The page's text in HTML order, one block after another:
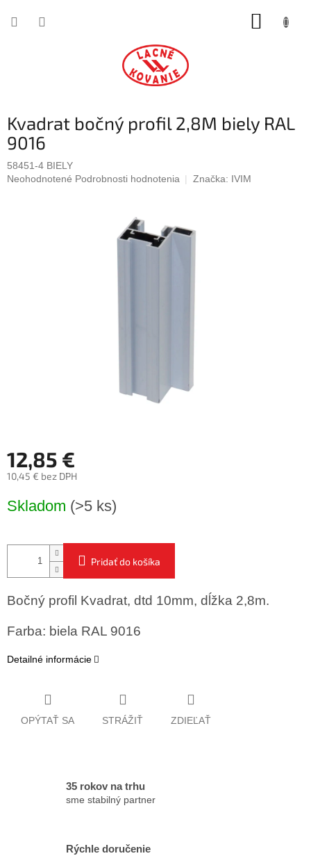
Kvadrat bočný profil 2,8M biely RAL
9016
58451-4 BIELY
Priemerné
Neohodnotené Podrobnosti hodnotenia Značka: IVIM
12,85 €
10,45 € bez DPH
cena:
Skladom (>5 ks)
Pridať do košíka
Bočný profil Kvadrat, dtd 10mm, dĺžka 2,8m.
Farba: biela RAL 9016
Detailné informácie
OPÝTAŤ SA STRÁŽIŤ ZDIEĽAŤ
35 rokov na trhu
sme stabilný partner
Rýchle doručenie